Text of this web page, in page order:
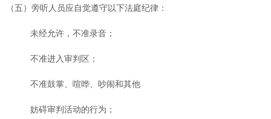
（五）旁听人员应自觉遵守以下法庭纪律：
未经允许，不准录音；
不准进入审判区；
不准鼓掌、喧哗、吵闹和其他
妨碍审判活动的行为；